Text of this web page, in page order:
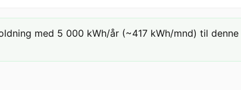
med 5 000 kWh/år (~417 kWh/mnd) til